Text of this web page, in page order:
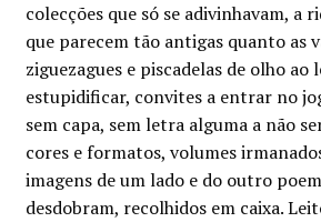
colecções que só se adivinhavam, a
que parecem tão antigas quanto as
ziguezagues e piscadelas de olho ao
estupidificar, convites a entrar no
sem capa, sem letra alguma a não
cores e formatos, volumes
imagens de um lado e do outro
desdobram, recolhidos em caixa.